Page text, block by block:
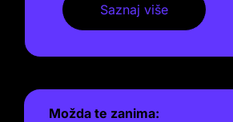
Saznaj više
Možda te zanima: